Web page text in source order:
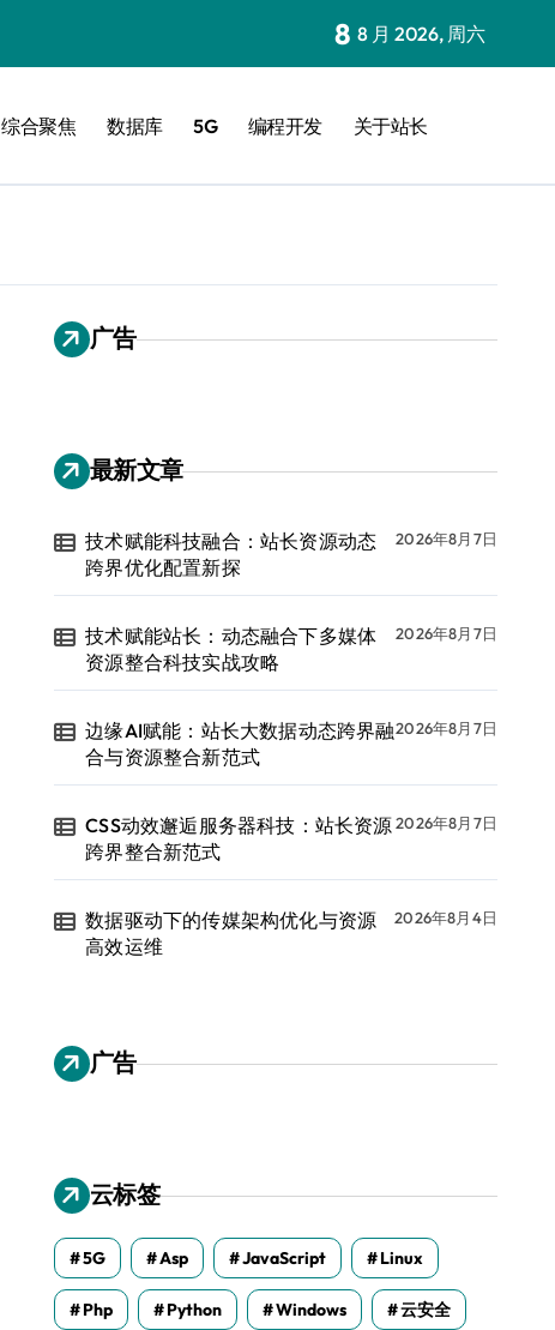
8 8 月 2026, 周六
综合聚焦 数据库 5G 编程开发 关于站长
广告
最新文章
技术赋能科技融合：站长资源动态
跨界优化配置新探
2026年8月7日
技术赋能站长：动态融合下多媒体
资源整合科技实战攻略
2026年8月7日
边缘AI赋能：站长大数据动态跨界融
合与资源整合新范式
2026年8月7日
CSS动效邂逅服务器科技：站长资源
跨界整合新范式
2026年8月7日
数据驱动下的传媒架构优化与资源
高效运维
2026年8月4日
广告
云标签
5G Asp JavaScript Linux
Php Python Windows 云安全